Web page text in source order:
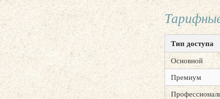
Тип доступа
Основной
Премиум